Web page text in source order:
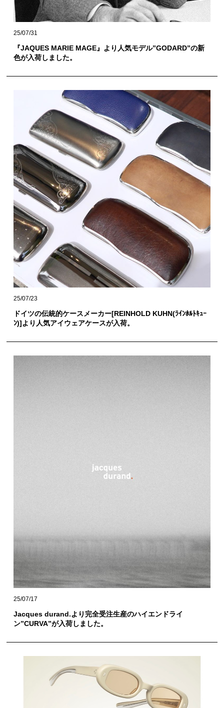
25/07/31
『JAQUES MARIE MAGE』より人気モデル”GODARD”の新
色が入荷しました。
25/07/23
ドイツの伝統的ケースメーカー[REINHOLD KUHN(ﾗｲﾝﾎﾙﾄｷｭｰ
ﾝ)]より人気アイウェアケースが入荷。
25/07/17
Jacques durand.より完全受注生産のハイエンドライ
ン”CURVA”が入荷しました。